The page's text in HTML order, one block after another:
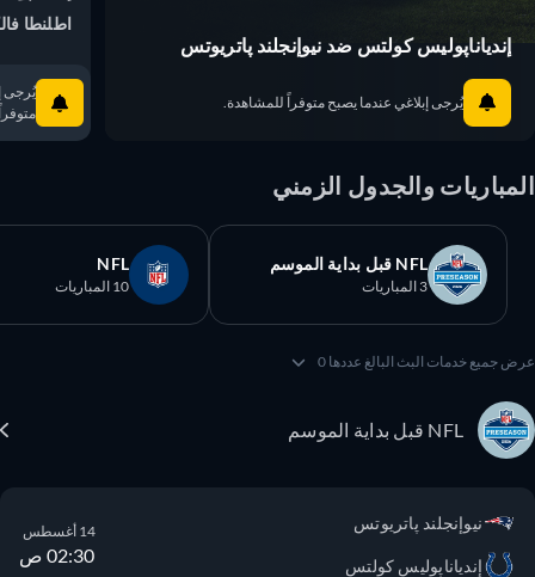
إندياناپوليس كولتس ضد نيوإنجلند پاتريوتس
يُرجى إبلاغي عندما يصبح متوفراً للمشاهدة.
اطلنطا
يُرجى
متوفراً
والجدول الزمني
NFL قبل بداية الموسم
3 المباريات
NFL
10 المباريات
جميع خدمات البث البالغ عددها 0
NFL قبل بداية الموسم
نيوإنجلند پاتريوتس
إندياناپوليس كولتس 02:30 ص